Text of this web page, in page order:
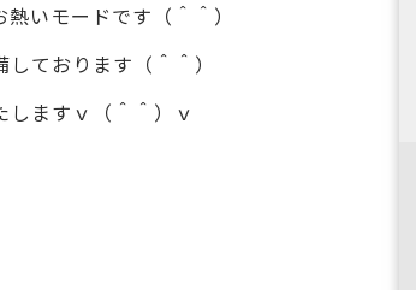
いモードです（＾＾）
ております（＾＾）
ますｖ（＾＾）ｖ